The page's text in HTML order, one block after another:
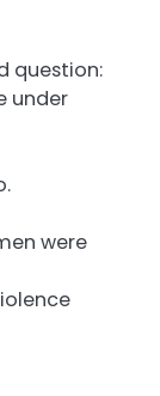
question:
under
were